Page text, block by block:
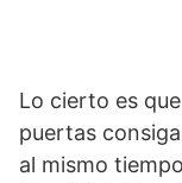
Lo cierto es
puertas
al mismo